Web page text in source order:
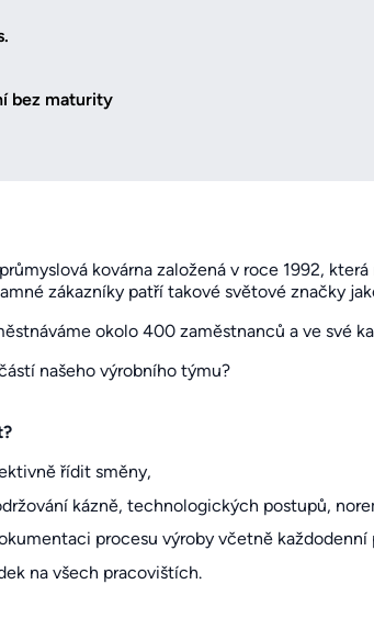
bez maturity
kovárna založená v roce 1992,
zákazníky patří takové světové značky
okolo 400 zaměstnanců a ve své
našeho výrobního týmu?
řídit směny,
kázně, technologických postupů,
procesu výroby včetně každodenní
na všech pracovištích.